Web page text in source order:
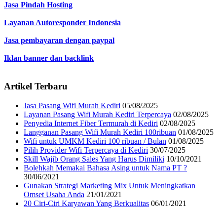
Jasa Pindah Hosting
Layanan Autoresponder Indonesia
Jasa pembayaran dengan paypal
Iklan banner dan backlink
Artikel Terbaru
Jasa Pasang Wifi Murah Kediri 05/08/2025
Layanan Pasang Wifi Murah Kediri Terpercaya 02/08/2025
Penyedia Internet Fiber Termurah di Kediri 02/08/2025
Langganan Pasang Wifi Murah Kediri 100ribuan 01/08/2025
Wifi untuk UMKM Kediri 100 ribuan / Bulan 01/08/2025
Pilih Provider Wifi Terpercaya di Kediri 30/07/2025
Skill Wajib Orang Sales Yang Harus Dimiliki 10/10/2021
Bolehkah Memakai Bahasa Asing untuk Nama PT ?
30/06/2021
Gunakan Strategi Marketing Mix Untuk Meningkatkan
Omset Usaha Anda 21/01/2021
20 Ciri-Ciri Karyawan Yang Berkualitas 06/01/2021